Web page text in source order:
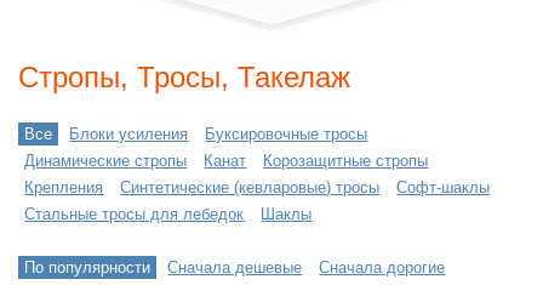
Стропы, Тросы, Такелаж
Все Блоки усиления
Буксировочные тросы
Динамические стропы
Канат
Корозащитные стропы
Крепления
Синтетические (кевларовые) тросы
Софт-шаклы
Стальные тросы для лебедок
Шаклы
По популярности Сначала дешевые Сначала дорогие